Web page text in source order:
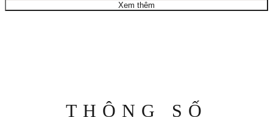
khả năng chống nước ở độ sâu 100 mét. Thể thao và có tính
Quay số màu đen
Xem thêm
THÔNG SỐ